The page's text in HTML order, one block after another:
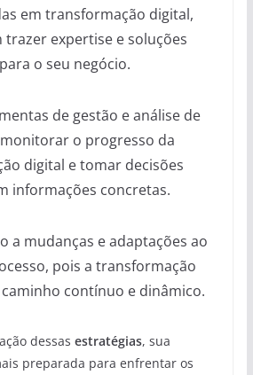
em transformação digital,
trazer expertise e soluções
o seu negócio.
de gestão e análise de
o progresso da
digital e tomar decisões
informações concretas.
a mudanças e adaptações ao
pois a transformação
contínuo e dinâmico.
dessas estratégias, sua
preparada para enfrentar os